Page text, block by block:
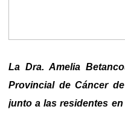
La Dra. Amelia
Provincial de Cáncer
junto a las residentes